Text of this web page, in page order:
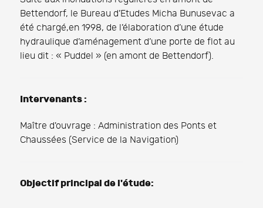
Bettendorf, le Bureau d’Etudes Micha Bunusevac a
été chargé,en 1998, de l’élaboration d’une étude
hydraulique d’aménagement d’une porte de flot au
lieu dit : « Puddel » (en amont de Bettendorf).
Intervenants :
Maître d'ouvrage : Administration des Ponts et
Chaussées (Service de la Navigation)
Objectif principal de l'étude: